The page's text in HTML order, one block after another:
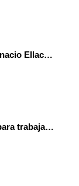
Presentación IES CIFPD Ignacio Ellacuría
Instala MakeCode Arcade para trabajar offline en tu tablet, ordenador, Chromebook